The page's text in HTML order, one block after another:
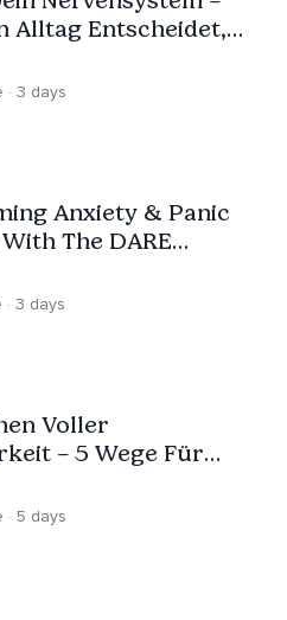
Alltag Entscheidet,
· 3 days
Anxiety & Panic
The DARE
3 days
Voller
– 5 Wege Für
· 5 days